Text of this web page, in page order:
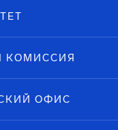
КОМИССИЯ
ОФИС